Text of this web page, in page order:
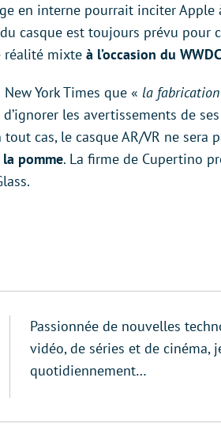
en interne pourrait inciter Apple
casque est toujours prévu pour
réalité mixte à l’occasion du
York Times que « la fabrication
les avertissements de
cas, le casque AR/VR ne sera
pomme. La firme de Cupertino
Passionnée de nouvelles
vidéo, de séries et de cinéma,
quotidiennement…